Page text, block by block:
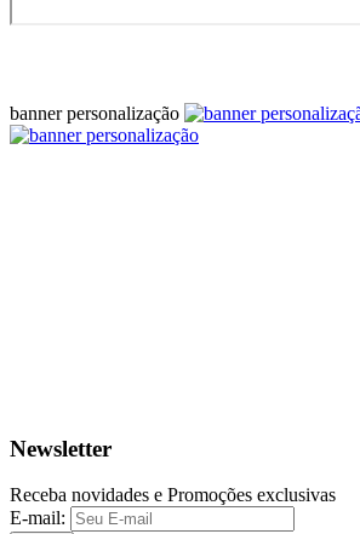
banner personalização
Newsletter
Receba novidades e Promoções exclusivas
E-mail: